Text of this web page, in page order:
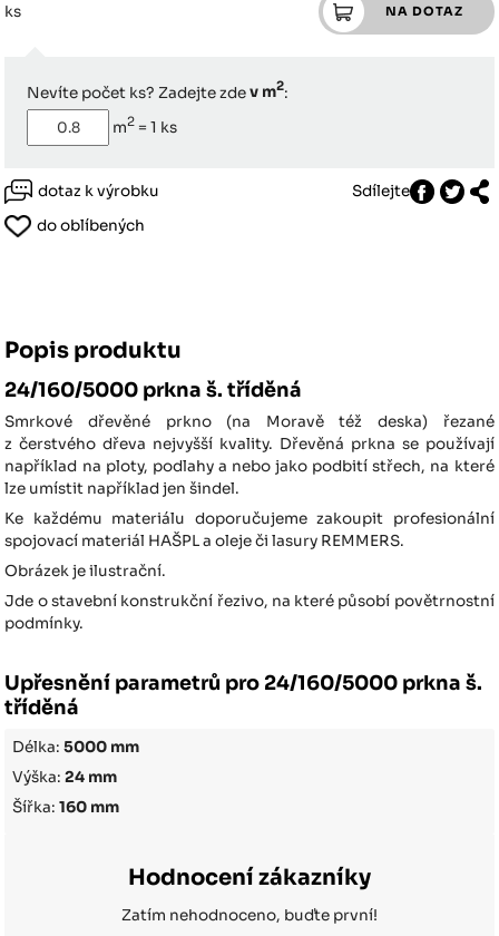
ks
Nevíte počet ks? Zadejte zdev m2:
m2 =1 ks
dotaz k výrobku
Sdílejte
do oblíbených
Popis produktu
24/160/5000 prkna š. tříděná
Smrkové dřevěné prkno (na Moravě též deska) řezané
z čerstvého dřeva nejvyšší kvality. Dřevěná prkna se používají
například na ploty, podlahy a nebo jako podbití střech, na které
lze umístit například jen šindel.
Ke každému materiálu doporučujeme zakoupit profesionální
spojovací materiál HAŠPL a oleje či lasury REMMERS.
Obrázek je ilustrační.
Jde o stavební konstrukční řezivo, na které působí povětrnostní
podmínky.
Upřesnění parametrů pro 24/160/5000 prkna š.
tříděná
Délka:5000 mm
Výška:24 mm
Šířka:160 mm
Hodnocení zákazníky
Zatím nehodnoceno, buďte první!